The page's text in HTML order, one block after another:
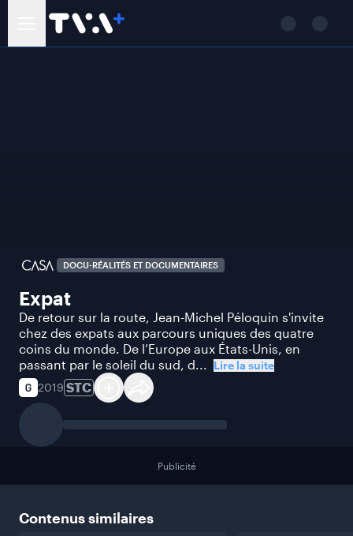
DOCU-RÉALITÉS ET DOCUMENTAIRES
Expat
De retour sur la route, Jean-Michel Péloquin s'invite
chez des expats aux parcours uniques des quatre
coins du monde. De l’Europe aux États-Unis, en
passant par le soleil du sud, d... Lire la suite
2019 STC
Publicité
Contenussimilaires